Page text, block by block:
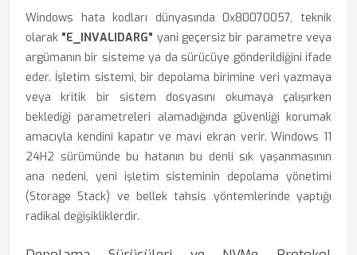
Windows hata kodları dünyasında 0x80070057, teknik
olarak "E_INVALIDARG" yani geçersiz bir parametre veya
argümanın bir sisteme ya da sürücüye gönderildiğini ifade
eder. İşletim sistemi, bir depolama birimine veri yazmaya
veya kritik bir sistem dosyasını okumaya çalışırken
beklediği parametreleri alamadığında güvenliği korumak
amacıyla kendini kapatır ve mavi ekran verir. Windows 11
24H2 sürümünde bu hatanın bu denli sık yaşanmasının
ana nedeni, yeni işletim sisteminin depolama yönetimi
(Storage Stack) ve bellek tahsis yöntemlerinde yaptığı
radikal değişikliklerdir.